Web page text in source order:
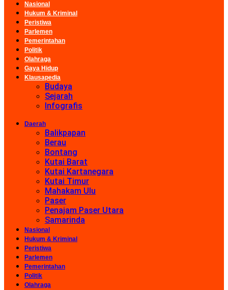
Nasional
Hukum & Kriminal
Peristiwa
Parlemen
Pemerintahan
Politik
Olahraga
Gaya Hidup
Klausapedia
Budaya
Sejarah
Infografis
Daerah
Balikpapan
Berau
Bontang
Kutai Barat
Kutai Kartanegara
Kutai Timur
Mahakam Ulu
Paser
Penajam Paser Utara
Samarinda
Nasional
Hukum & Kriminal
Peristiwa
Parlemen
Pemerintahan
Politik
Olahraga